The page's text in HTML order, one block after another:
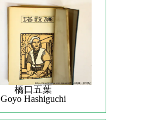
橋口五葉
Goyo Hashiguchi